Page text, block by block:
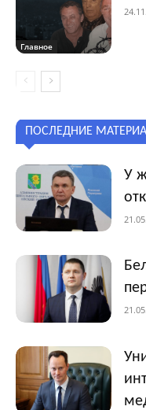
Главное
ПОСЛЕДНИЕ
У